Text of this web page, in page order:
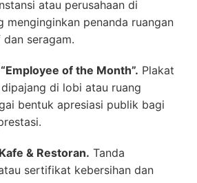
atau perusahaan di
menginginkan penanda ruangan
seragam.
of the Month”. Plakat
di lobi atau ruang
bentuk apresiasi publik bagi
& Restoran. Tanda
sertifikat kebersihan dan